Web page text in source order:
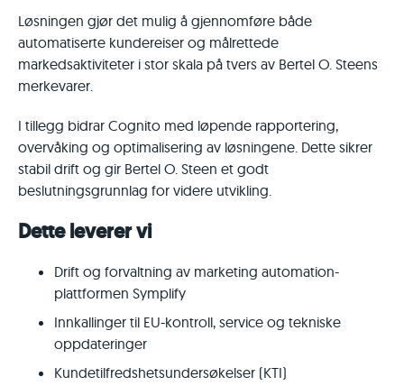
Løsningen gjør det mulig å gjennomføre både
automatiserte kundereiser og målrettede
markedsaktiviteter i stor skala på tvers av Bertel O. Steens
merkevarer.
I tillegg bidrar Cognito med løpende rapportering,
overvåking og optimalisering av løsningene. Dette sikrer
stabil drift og gir Bertel O. Steen et godt
beslutningsgrunnlag for videre utvikling.
Dette leverer vi
Drift og forvaltning av marketing automation-
plattformen Symplify
Innkallinger til EU-kontroll, service og tekniske
oppdateringer
Kundetilfredshetsundersøkelser (KTI)